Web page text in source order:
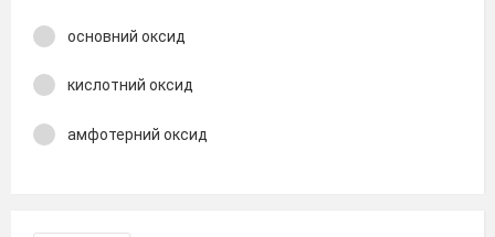
основний оксид
кислотний оксид
амфотерний оксид